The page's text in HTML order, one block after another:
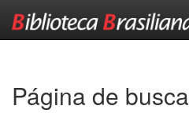
Página de busca